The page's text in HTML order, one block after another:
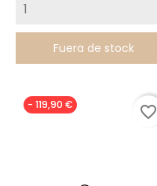
Fuera de stock
- 119,90 € favorite_border